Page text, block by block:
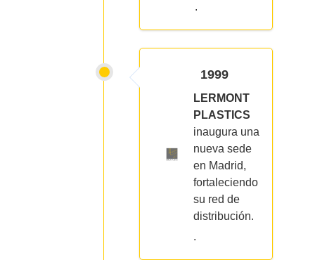
.
1999
LERMONT
PLASTICS
inaugura una
nueva sede
en Madrid,
fortaleciendo
su red de
distribución.
.